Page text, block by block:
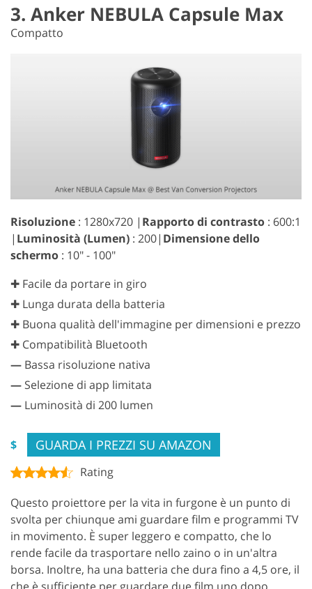
3. Anker NEBULA Capsule Max
Compatto
Risoluzione : 1280x720 | Rapporto di contrasto : 600:1
| Luminosità (Lumen) : 200| Dimensione dello
schermo : 10" - 100"
✚ Facile da portare in giro
✚ Lunga durata della batteria
✚ Buona qualità dell'immagine per dimensioni e prezzo
✚ Compatibilità Bluetooth
— Bassa risoluzione nativa
— Selezione di app limitata
— Luminosità di 200 lumen
$ GUARDA I PREZZI SU AMAZON
Rating
Questo proiettore per la vita in furgone è un punto di
svolta per chiunque ami guardare film e programmi TV
in movimento. È super leggero e compatto, che lo
rende facile da trasportare nello zaino o in un'altra
borsa. Inoltre, ha una batteria che dura fino a 4,5 ore, il